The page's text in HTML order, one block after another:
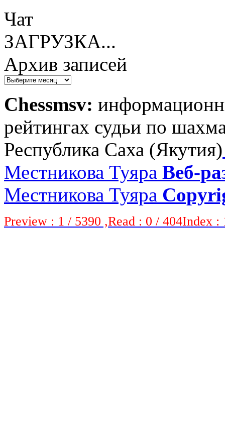
Чат
ЗАГРУЗКА...
Архив записей
Архив
Chessmsv:
рейтингах судьи по
Республика Саха (Якутия)
Местникова Туяра Веб-
Местникова Туяра
Preview : 1 / 5390 ,Read : 0 / 404Index :